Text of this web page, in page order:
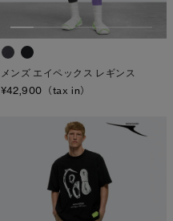
メンズ エイペックス レギンス
¥42,900（tax in）